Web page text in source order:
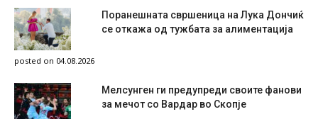
Поранешната свршеница на Лука Дончиќ
се откажа од тужбата за алиментација
posted on 04.08.2026
Мелсунген ги предупреди своите фанови
за мечот со Вардар во Скопје